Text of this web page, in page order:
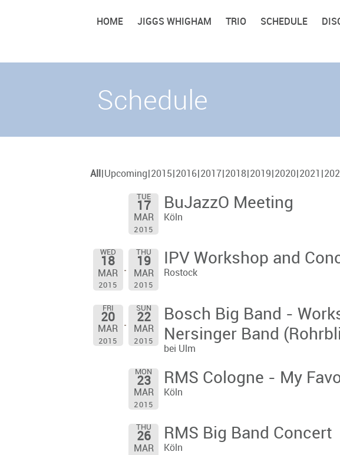
HOME JIGGS WHIGHAM TRIO SCHEDULE
Schedule
All Upcoming 2015 2016 2017 2018 2019 2020 2021
TUE
17
MAR
2015
BuJazzO Meeting
Köln
WED
18
MAR
2015
THU
19
MAR
2015
IPV Workshop and
Rostock
FRI
20
MAR
2015
SUN
22
MAR
2015
Bosch Big Band -
Nersinger Band
bei Ulm
MON
23
MAR
2015
RMS Cologne - My
Köln
THU
26
MAR
RMS Big Band Concert
Köln